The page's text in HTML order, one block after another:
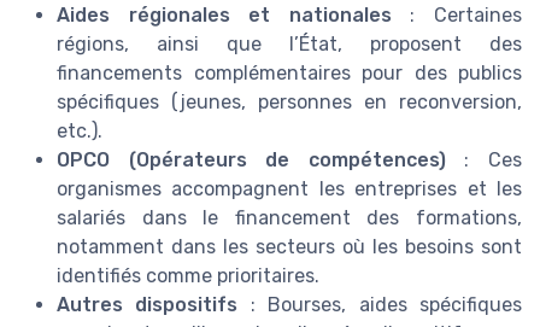
Aides régionales et nationales : Certaines
régions, ainsi que l’État, proposent des
financements complémentaires pour des publics
spécifiques (jeunes, personnes en reconversion,
etc.).
OPCO (Opérateurs de compétences): Ces
organismes accompagnent les entreprises et les
salariés dans le financement des formations,
notamment dans les secteurs où les besoins sont
identifiés comme prioritaires.
Autres dispositifs : Bourses, aides spécifiques